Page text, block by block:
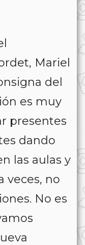
Mariel
del
es muy
presentes
dando
las aulas y
veces, no
No es